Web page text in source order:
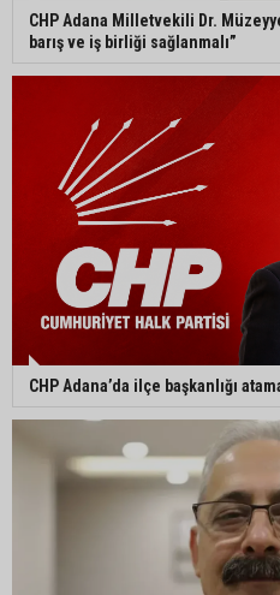
Vali Mustafa
ortamını
CHP Adana Milletvekili Dr.
barış ve iş birliği sağlanmalı”
CHP Adana’da ilçe başkanlığı